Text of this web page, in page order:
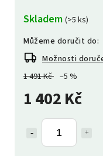
1 491 Kč –5 %
1 402 Kč
Skladem (>5 ks)
Můžeme doručit do:
Možnosti